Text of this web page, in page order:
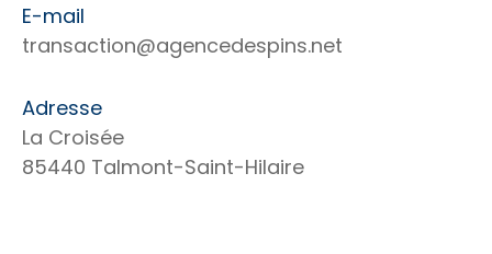
E-mail
transaction@agencedespins.net
Adresse
La Croisée
85440 Talmont-Saint-Hilaire